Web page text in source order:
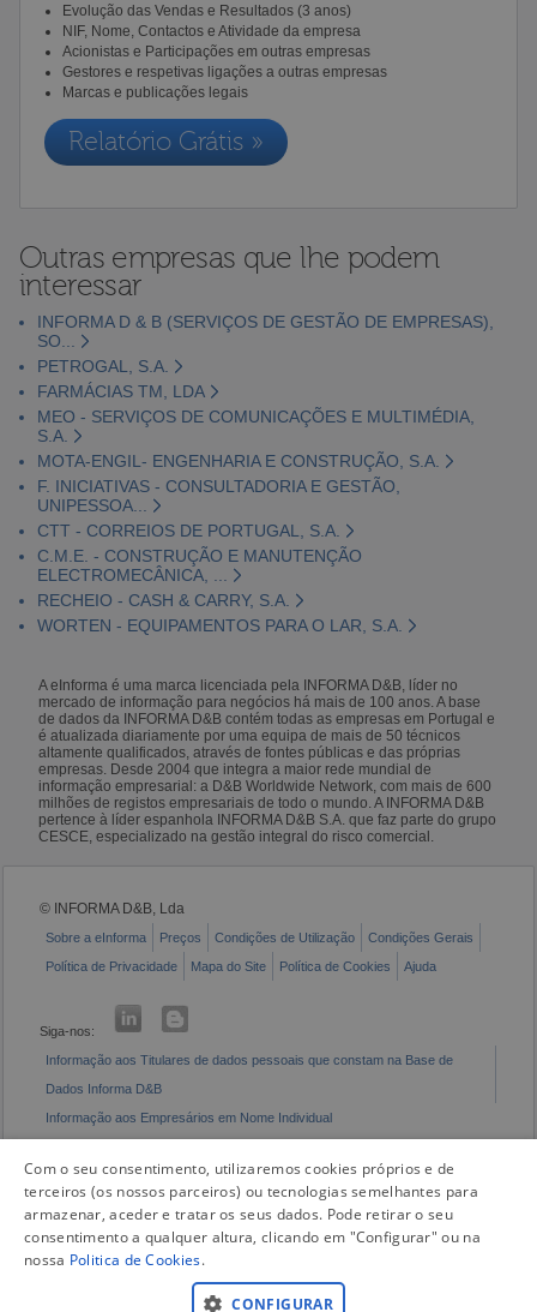
Evolução das Vendas e Resultados (3 anos)
NIF, Nome, Contactos e Atividade da empresa
Acionistas e Participações em outras empresas
Gestores e respetivas ligações a outras empresas
Marcas e publicações legais
Relatório Grátis »
Outras empresas que lhe podem
interessar
INFORMA D & B (SERVIÇOS DE GESTÃO DE EMPRESAS),
SO...
PETROGAL, S.A.
FARMÁCIAS TM, LDA
MEO - SERVIÇOS DE COMUNICAÇÕES E MULTIMÉDIA,
S.A.
MOTA-ENGIL- ENGENHARIA E CONSTRUÇÃO, S.A.
F. INICIATIVAS - CONSULTADORIA E GESTÃO,
UNIPESSOA...
CTT - CORREIOS DE PORTUGAL, S.A.
C.M.E. - CONSTRUÇÃO E MANUTENÇÃO
ELECTROMECÂNICA, ...
RECHEIO - CASH & CARRY, S.A.
WORTEN - EQUIPAMENTOS PARA O LAR, S.A.
A eInforma é uma marca licenciada pela INFORMA D&B, líder no
mercado de informação para negócios há mais de 100 anos. A base
de dados da INFORMA D&B contém todas as empresas em Portugal e
é atualizada diariamente por uma equipa de mais de 50 técnicos
altamente qualificados, através de fontes públicas e das próprias
empresas. Desde 2004 que integra a maior rede mundial de
informação empresarial: a D&B Worldwide Network, com mais de 600
milhões de registos empresariais de todo o mundo. A INFORMA D&B
pertence à líder espanhola INFORMA D&B S.A. que faz parte do grupo
CESCE, especializado na gestão integral do risco comercial.
© INFORMA D&B, Lda
Sobre a eInforma Preços Condições de Utilização
Condições Gerais
Política de Privacidade
Mapa do Site Política de Cookies Ajuda
Siga-nos:
Informação aos Titulares de dados pessoais que constam na Base de
Dados Informa D&B
Informação aos Empresários em Nome Individual
Com o seu consentimento, utilizaremos cookies próprios e de
terceiros (os nossos parceiros) ou tecnologias semelhantes para
armazenar, aceder e tratar os seus dados. Pode retirar o seu
consentimento a qualquer altura, clicando em "Configurar" ou na
nossa Politica de Cookies.
CONFIGURAR